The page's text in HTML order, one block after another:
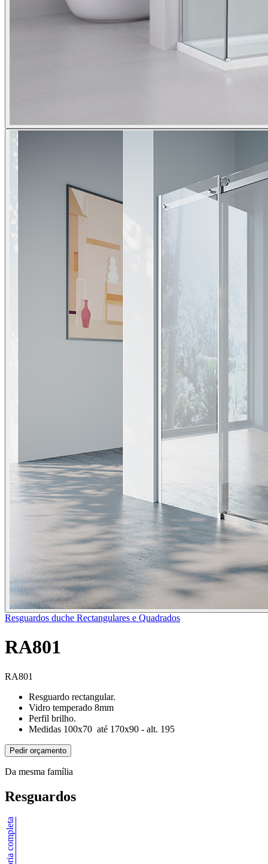
Resguardos duche Rectangulares e Quadrados
RA801
RA801
Resguardo rectangular.
Vidro temperado 8mm
Perfil brilho.
Medidas 100x70 até 170x90 - alt. 195
Pedir orçamento
Da mesma família
Resguardos